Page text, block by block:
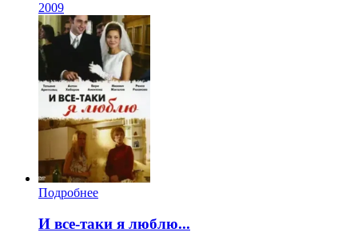
2009
Подробнее
И все-таки я люблю...